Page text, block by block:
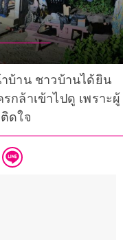
บ้าน ชาวบ้านได้ยิน
กล้าเข้าไปดู เพราะผู้
ดใจ